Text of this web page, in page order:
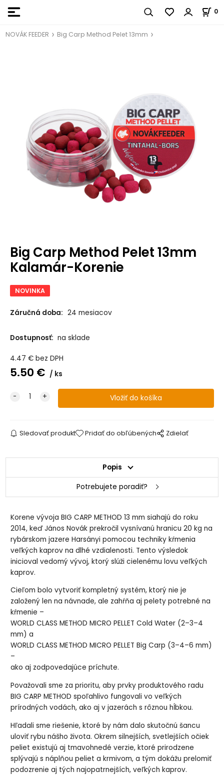
0
NOVÁK FEEDER Big Carp Method Pelet 13mm
Big Carp Method Pelet 13mm
Kalamár-Korenie
NOVINKA
Záručná doba: 24 mesiacov
Dostupnosť: na sklade
4.47 € bez DPH
5.50 € ks
Sledovať produkt Pridať do obľúbených Zdielať
Popis
Potrebujete poradiť?
Korene vývoja BIG CARP METHOD 13 mm siahajú do roku
2014, keď János Novák prekročil vysnívanú hranicu 20 kg na
rybárskom jazere Harsányi pomocou techniky kŕmenia
veľkých kaprov na dlhé vzdialenosti. Tento výsledok
inicioval vedomý vývoj, ktorý slúži cielenému lovu veľkých
kaprov.
Cieľom bolo vytvoriť kompletný systém, ktorý nie je
založený len na návnade, ale zahŕňa aj pelety potrebné na
kŕmenie –
WORLD CLASS METHOD MICRO PELLET Cold Water (2–3–4
mm) a
WORLD CLASS METHOD MICRO PELLET Big Carp (3–4–6 mm)
–
ako aj zodpovedajúce príchute.
Považovali sme za prioritu, aby prvky produktového radu
BIG CARP METHOD spoľahlivo fungovali vo veľkých
prírodných vodách, ako aj v jazerách s rôznou hĺbkou.
Hľadali sme riešenie, ktoré by nám dalo skutočnú šancu
uloviť rybu nášho života. Okrem silnejších, svetlejších očiek
peliet existujú aj tmavohnedé verzie, ktoré prirodzene
splývajú s náplňou peliet a krmivom, a tým dokážu prelomiť
podozrenie aj tých najopatrnejších, veľkých kaprov.